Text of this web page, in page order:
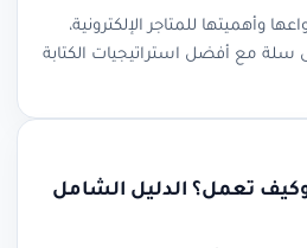
وأهميتها للمتاجر الإلكترونية،
مع أفضل استراتيجيات الكتابة
تعمل؟ الدليل الشامل